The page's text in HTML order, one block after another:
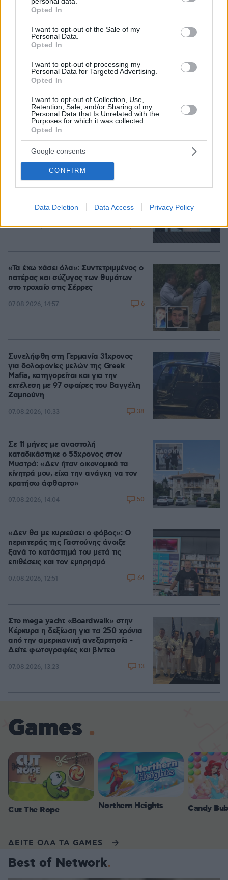
grant or deny consent to Google and its third-party tags to
use your data for below specified purposes in below Google
consent section.
Opted In
I want to opt-out of the Sale of my
Personal Data.
Opted In
I want to opt-out of processing my
Personal Data for Targeted Advertising.
Opted In
I want to opt-out of Collection, Use,
Retention, Sale, and/or Sharing of my
Personal Data that Is Unrelated with the
Purposes for which it was collected.
Opted In
Google consents
CONFIRM
Data Deletion Data Access Privacy Policy
Στο Α΄ Νεκροταφείο το μνημόσυνο για τον έναν
χρόνο από τον θάνατο της Λένας Σαμαρά
07.08.2026, 10:26
Τουρκία, Σαουδική Αραβία και
Πακιστάν υπέγραψαν κοινή αμυντική
θεωρείται επίθεση σε όλους»
07.08.2026, 14:10 74
«Τα έχω χάσει όλα»: Συντετριμμένος ο
πατέρας και σύζυγος των θυμάτων
στο τροχαίο στις Σέρρες
07.08.2026, 14:57 6
Συνελήφθη στη Γερμανία 31χρονος
για δολοφονίες μελών της Greek
Mafia, κατηγορείται και για την
εκτέλεση με 97 σφαίρες του Βαγγέλη
Ζαμπούνη
07.08.2026, 10:33 38
Σε 11 μήνες με αναστολή
καταδικάστηκε ο 55χρονος στον
Μυστρά: «Δεν ήταν οικονομικά τα
κίνητρά μου, είχα την ανάγκη να τον
κρατήσω άφθαρτο»
07.08.2026, 14:04 50
«Δεν θα με κυριεύσει ο φόβος»: Ο
περιπτεράς της Γαστούνης άνοιξε
ξανά το κατάστημά του μετά τις
επιθέσεις και τον εμπρησμό
07.08.2026, 12:51 64
Στο mega yacht «Boardwalk» στην
Κέρκυρα η δεξίωση για τα 250 χρόνια
από την αμερικανική ανεξαρτησία -
Δείτε φωτογραφίες και βίντεο
07.08.2026, 13:23 13
Games
Cut The Rope Northern Heights Candy
ΔΕΙΤΕ ΟΛΑ ΤΑ GAMES
Best of Network